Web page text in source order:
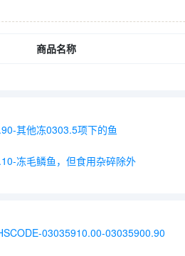
商品名称
其他冻0303.5项下的鱼
冻毛鳞鱼，但食用杂碎除外
03035910.00-03035900.90